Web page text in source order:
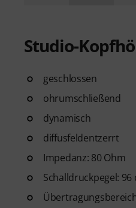
Studio-
geschlossen
ohrumschließend
dynamisch
diffusfeldentzerrt
Impedanz: 80 Ohm
Schalldruckpegel: 96